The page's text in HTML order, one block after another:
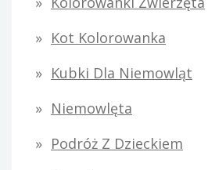
Kot Kolorowanka
Kubki Dla Niemowląt
Niemowlęta
Podróż Z Dzieckiem